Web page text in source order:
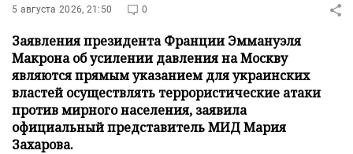
5 августа 2026, 21:50 0
Заявления президента Франции Эммануэля
Макрона об усилении давления на Москву
являются прямым указанием для украинских
властей осуществлять террористические атаки
против мирного населения, заявила
официальный представитель МИД Мария
Захарова.